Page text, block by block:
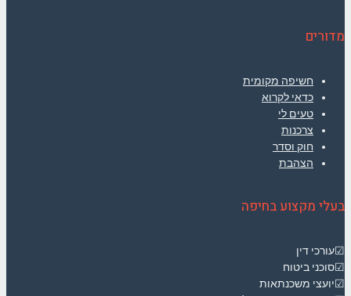
מדורים
חשיפה מקומית
כדאי לקרוא
טעים לי
צרכנות
חוק וסדר
הצהבת
בעלי מקצוע בחיפה
☑עורכי דין
☑סוכני ביטוח
☑יועצי משכנתאות